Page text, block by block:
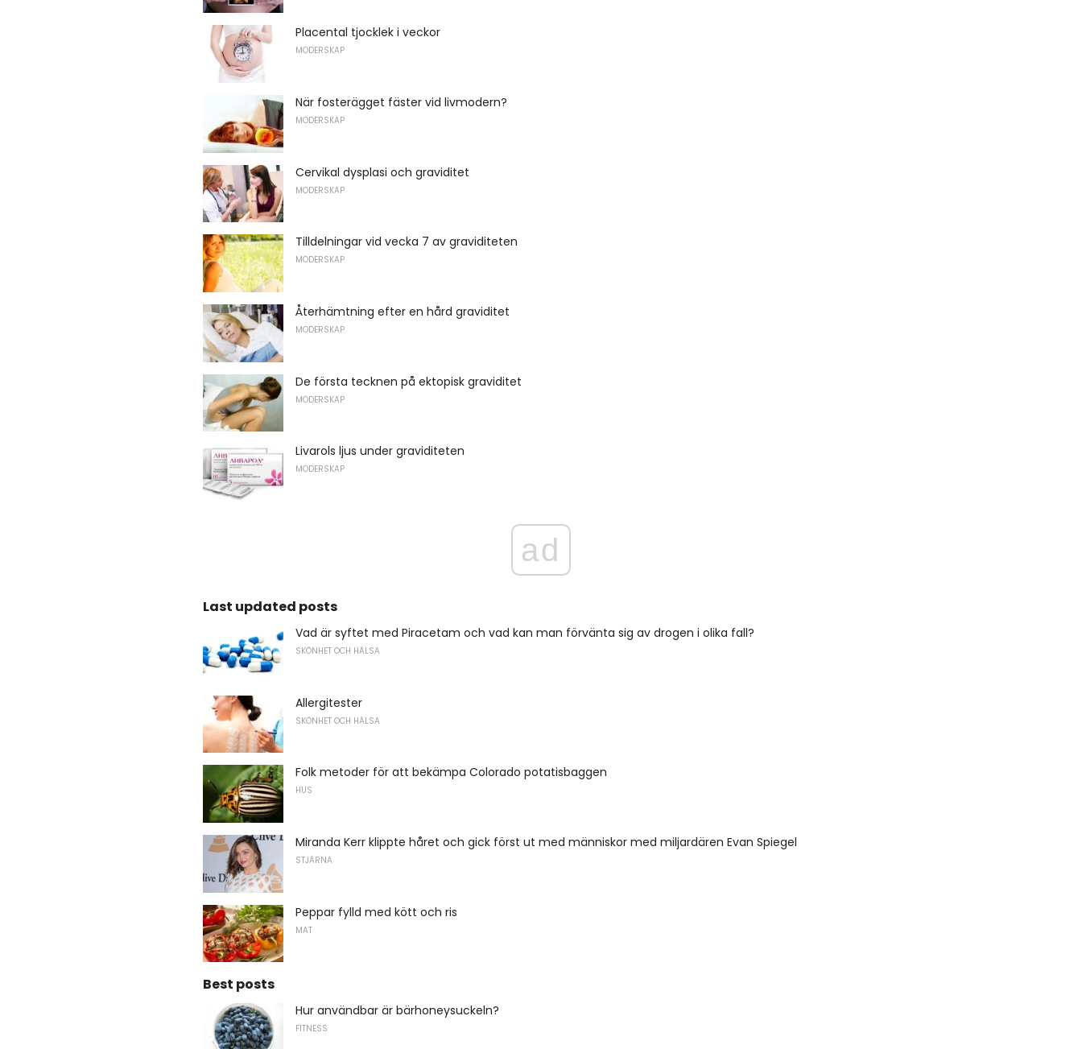
Placental tjocklek i veckor
MODERSKAP
När fosterägget fäster vid livmodern?
MODERSKAP
Cervikal dysplasi och graviditet
MODERSKAP
Tilldelningar vid vecka 7 av graviditeten
MODERSKAP
Återhämtning efter en hård graviditet
MODERSKAP
De första tecknen på ektopisk graviditet
MODERSKAP
Livarols ljus under graviditeten
MODERSKAP
ad
Last updated posts
Vad är syftet med Piracetam och vad kan man förvänta sig av drogen i olika fall?
SKÖNHET OCH HÄLSA
Allergitester
SKÖNHET OCH HÄLSA
Folk metoder för att bekämpa Colorado potatisbaggen
HUS
Miranda Kerr klippte håret och gick först ut med människor med miljardären Evan Spiegel
STJÄRNA
Peppar fylld med kött och ris
MAT
Best posts
Hur användbar är bärhoneysuckeln?
FITNESS